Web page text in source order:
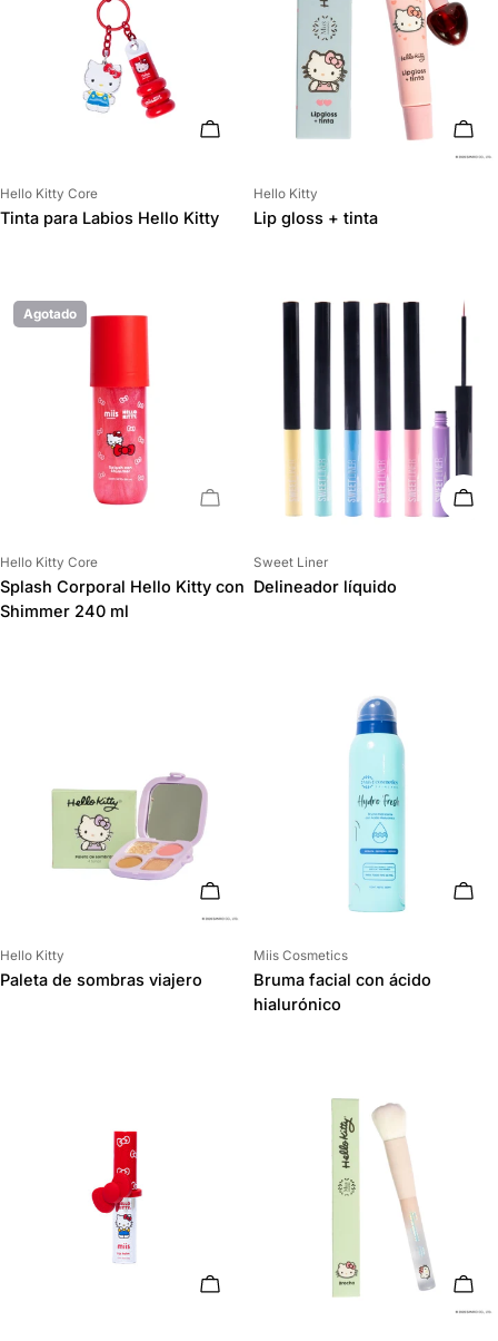
AÑADIR AL CARRITO
Proveedor:
Hello Kitty Core
Tinta para Labios Hello Kitty
Proveedor:
Hello Kitty
Lip gloss + tinta
Agotado
AGOTADO
Proveedor:
Hello Kitty Core
Splash Corporal Hello Kitty con
Shimmer 240 ml
Proveedor:
Sweet Liner
Delineador líquido
AÑADIR AL CARRITO
Proveedor:
Hello Kitty
Paleta de sombras viajero
Proveedor:
Miis Cosmetics
Bruma facial con ácido
hialurónico
AÑADIR AL CARRITO